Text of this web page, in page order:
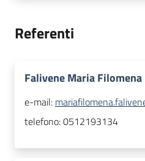
Referenti
Falivene Maria Filomena
e-mail:
telefono:0512193134